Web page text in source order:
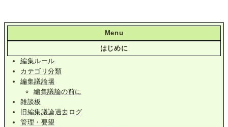
Menu
はじめに
編集ルール
カテゴリ分類
編集議論場
編集議論の前に
雑談板
旧編集議論過去ログ
管理・要望